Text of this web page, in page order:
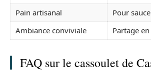
Pain artisanal
Pour
Ambiance conviviale
Partage
FAQ sur le cassoulet de